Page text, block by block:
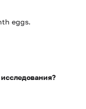
eggs.